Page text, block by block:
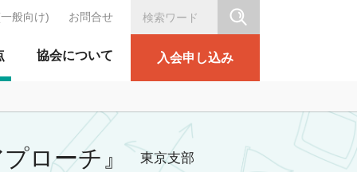
テーション協会
協会について 入会申し込み
般向け) お問合せ
ローチ』 東京支部